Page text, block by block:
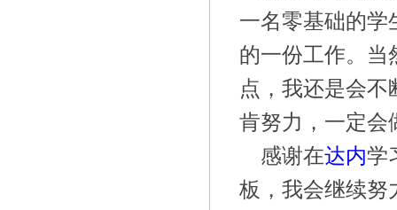
一名零基础的学
的一份工作。当
点，我还是会
肯努力，一定会
感谢在达内学
板，我会继续努